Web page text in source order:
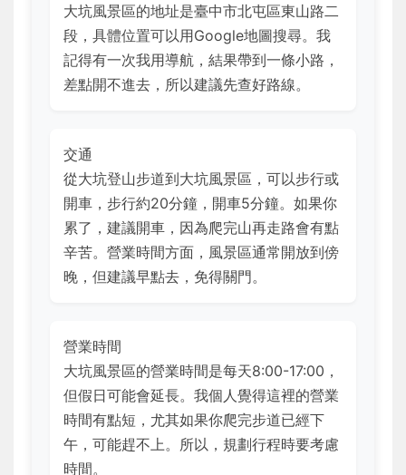
大坑風景區的地址是臺中市北屯區東山路二
段，具體位置可以用Google地圖搜尋。我
記得有一次我用導航，結果帶到一條小路，
差點開不進去，所以建議先查好路線。
交通
從大坑登山步道到大坑風景區，可以步行或
開車，步行約20分鐘，開車5分鐘。如果你
累了，建議開車，因為爬完山再走路會有點
辛苦。營業時間方面，風景區通常開放到傍
晚，但建議早點去，免得關門。
營業時間
大坑風景區的營業時間是每天8:00-17:00，
但假日可能會延長。我個人覺得這裡的營業
時間有點短，尤其如果你爬完步道已經下
午，可能趕不上。所以，規劃行程時要考慮
時間。